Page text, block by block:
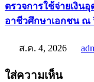
ตรวจการใช้จ่ายเงิน
อาชีวศึกษาเอกชน ณ
ส.ค. 4, 2026
ใส่ความเห็น